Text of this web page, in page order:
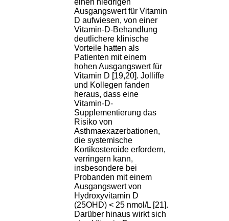
Ausgangswert für Vitamin
D aufwiesen, von einer
Vitamin-D-Behandlung
deutlichere klinische
Vorteile hatten als
Patienten mit einem
hohen Ausgangswert für
Vitamin D [19,20]. Jolliffe
und Kollegen fanden
heraus, dass eine
Vitamin-D-
Supplementierung das
Risiko von
Asthmaexazerbationen,
die systemische
Kortikosteroide erfordern,
verringern kann,
insbesondere bei
Probanden mit einem
Ausgangswert von
Hydroxyvitamin D
(25OHD) < 25 nmol/L [21].
Darüber hinaus wirkt sich